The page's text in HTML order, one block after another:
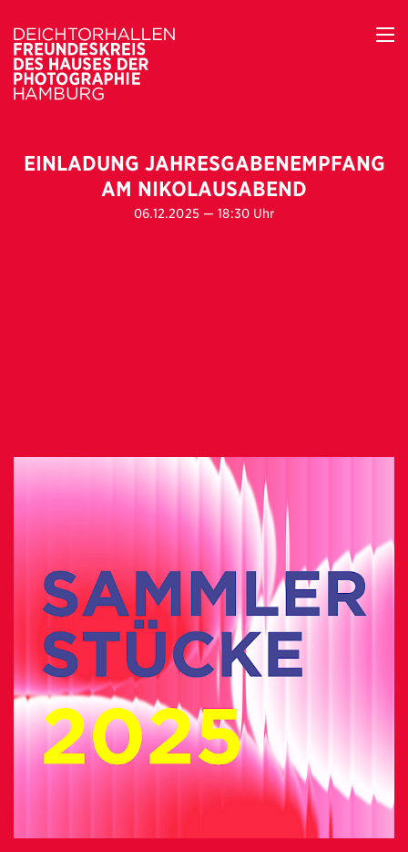
EINLADUNG JAHRESGABENEMPFANG
AM NIKOLAUSABEND
06.12.2025 — 18:30 Uhr